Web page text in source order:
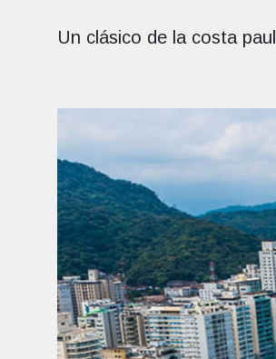
Un clásico de la costa